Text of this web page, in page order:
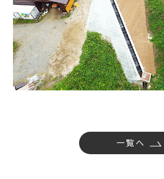
関連リンク プ
一覧へ